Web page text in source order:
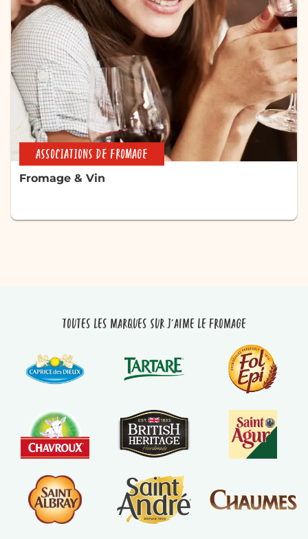
ASSOCIATIONS DE FROMAGE
Fromage & Vin
Toutes les marques sur J'aime le fromage